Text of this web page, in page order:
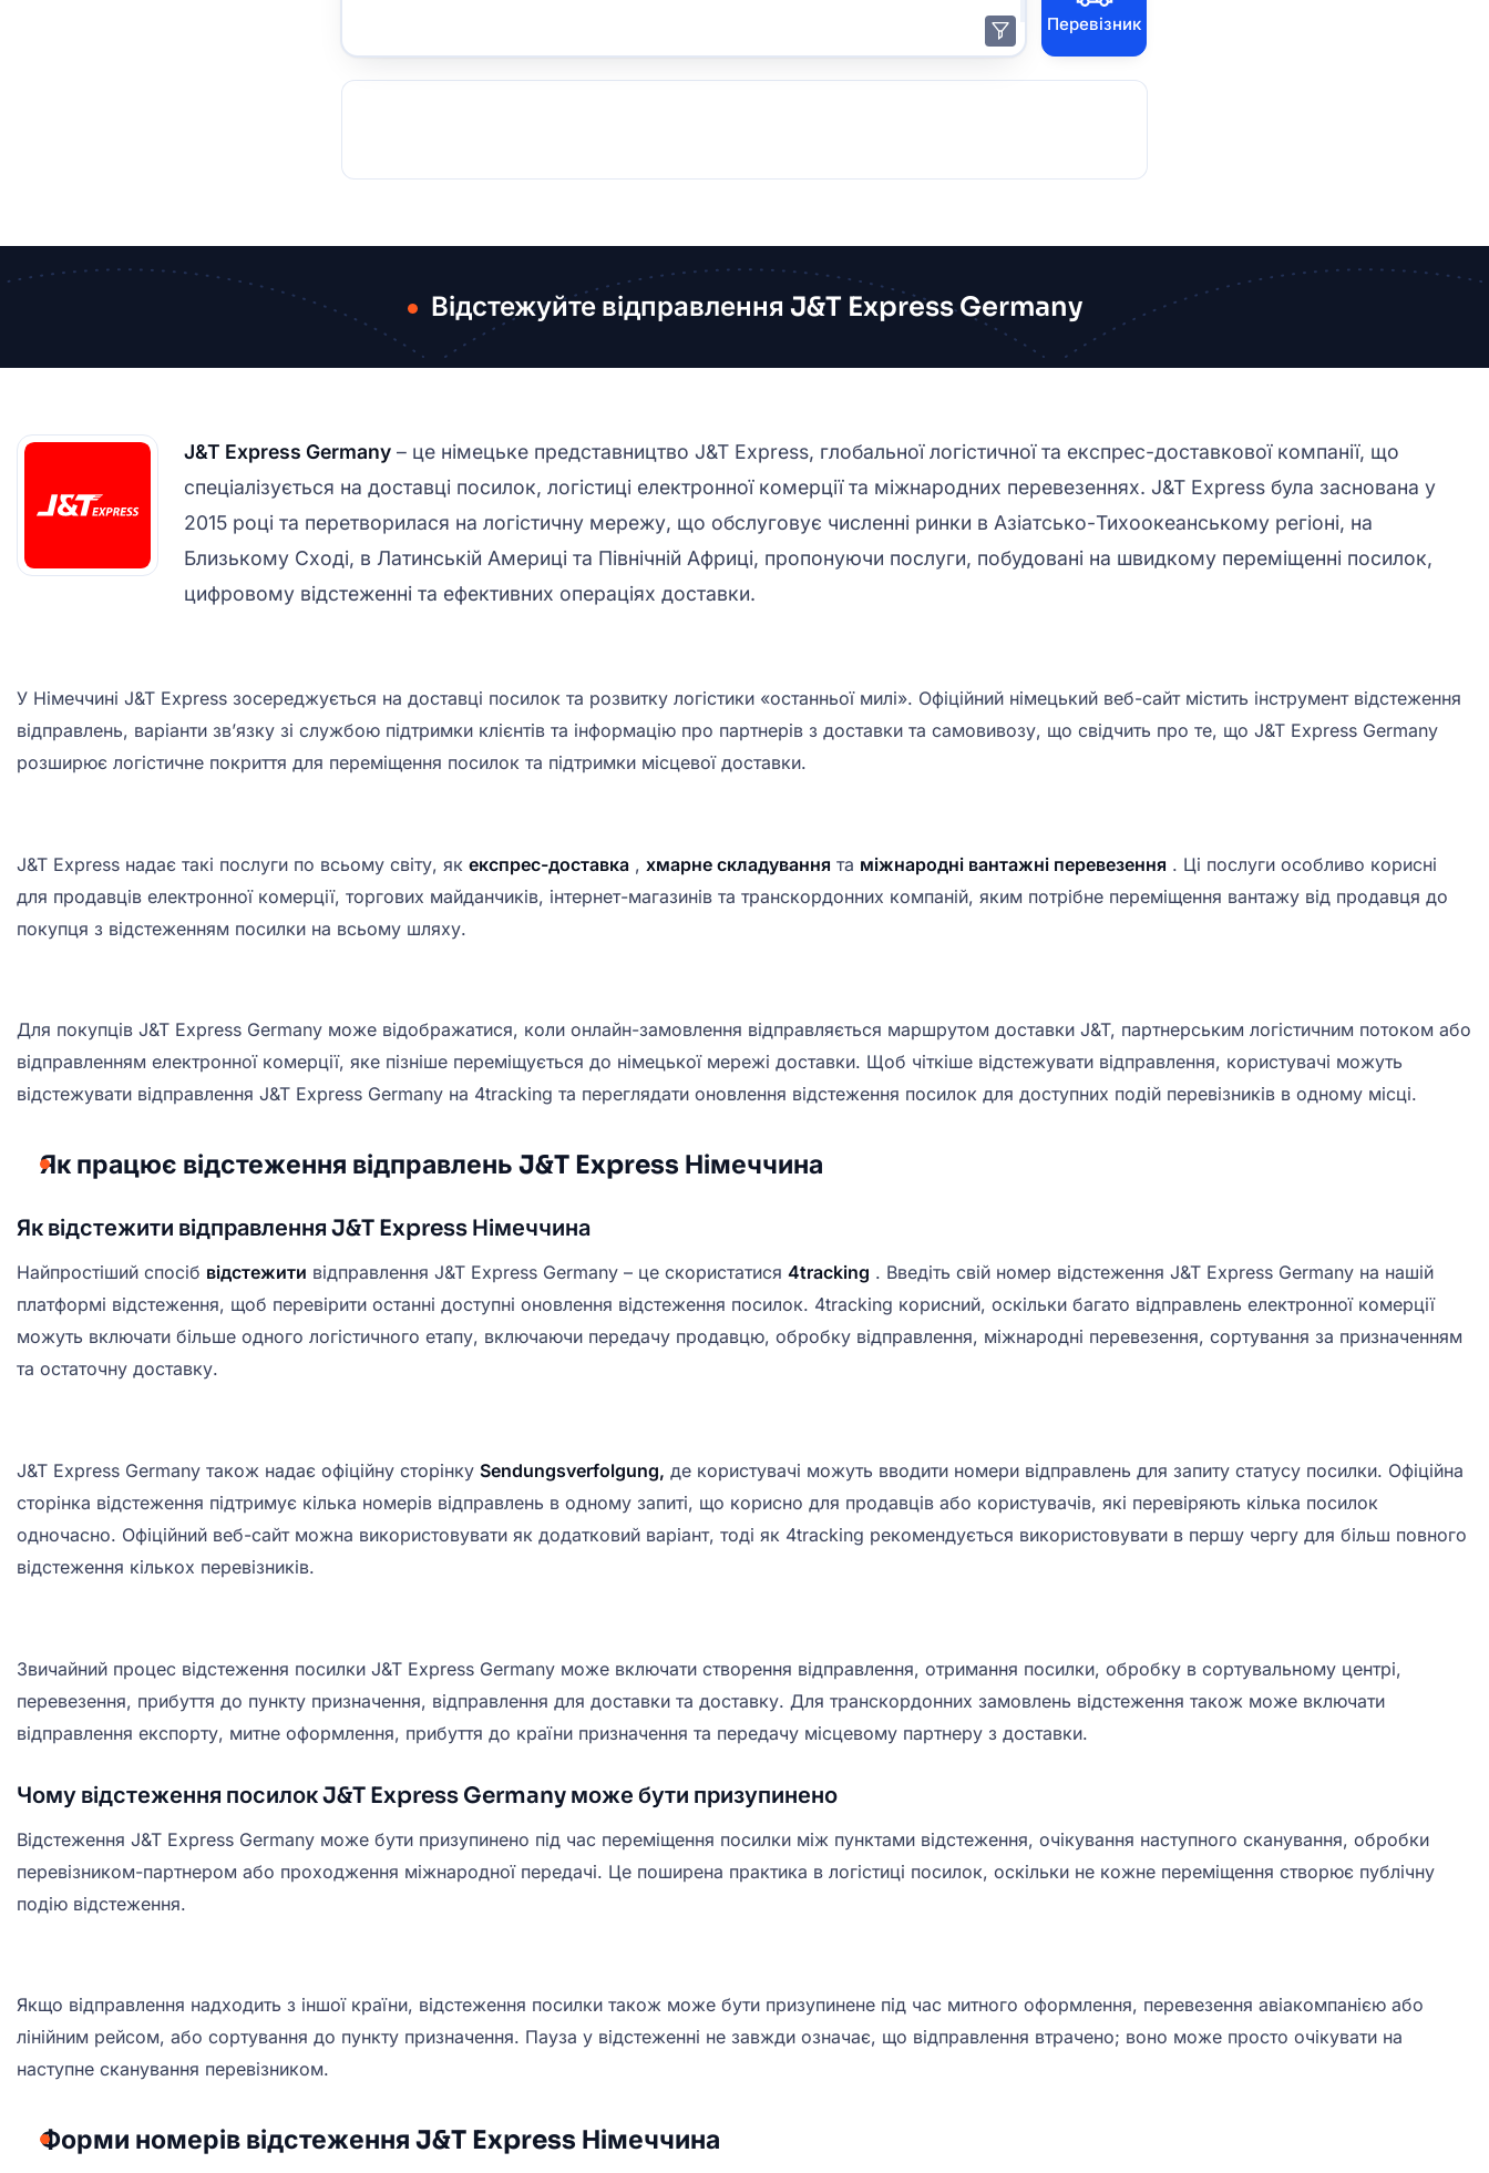
Перевізник
Відстежуйте відправлення J&T Express Germany
J&T Express Germany – це німецьке представництво J&T Express, глобальної логістичної та експрес-доставкової компанії, що
спеціалізується на доставці посилок, логістиці електронної комерції та міжнародних перевезеннях. J&T Express була заснована у
2015 році та перетворилася на логістичну мережу, що обслуговує численні ринки в Азіатсько-Тихоокеанському регіоні, на
Близькому Сході, в Латинській Америці та Північній Африці, пропонуючи послуги, побудовані на швидкому переміщенні посилок,
цифровому відстеженні та ефективних операціях доставки.
У Німеччині J&T Express зосереджується на доставці посилок та розвитку логістики «останньої милі». Офіційний німецький веб-сайт містить інструмент відстеження
відправлень, варіанти зв’язку зі службою підтримки клієнтів та інформацію про партнерів з доставки та самовивозу, що свідчить про те, що J&T Express Germany
розширює логістичне покриття для переміщення посилок та підтримки місцевої доставки.
J&T Express надає такі послуги по всьому світу, як експрес-доставка , хмарне складування та міжнародні вантажні перевезення . Ці послуги особливо корисні
для продавців електронної комерції, торгових майданчиків, інтернет-магазинів та транскордонних компаній, яким потрібне переміщення вантажу від продавця до
покупця з відстеженням посилки на всьому шляху.
Для покупців J&T Express Germany може відображатися, коли онлайн-замовлення відправляється маршрутом доставки J&T, партнерським логістичним потоком або
відправленням електронної комерції, яке пізніше переміщується до німецької мережі доставки. Щоб чіткіше відстежувати відправлення, користувачі можуть
відстежувати відправлення J&T Express Germany на 4tracking та переглядати оновлення відстеження посилок для доступних подій перевізників в одному місці.
Як працює відстеження відправлень J&T Express Німеччина
Як відстежити відправлення J&T Express Німеччина
Найпростіший спосіб відстежити відправлення J&T Express Germany – це скористатися 4tracking . Введіть свій номер відстеження J&T Express Germany на нашій
платформі відстеження, щоб перевірити останні доступні оновлення відстеження посилок. 4tracking корисний, оскільки багато відправлень електронної комерції
можуть включати більше одного логістичного етапу, включаючи передачу продавцю, обробку відправлення, міжнародні перевезення, сортування за призначенням
та остаточну доставку.
J&T Express Germany також надає офіційну сторінку Sendungsverfolgung, де користувачі можуть вводити номери відправлень для запиту статусу посилки. Офіційна
сторінка відстеження підтримує кілька номерів відправлень в одному запиті, що корисно для продавців або користувачів, які перевіряють кілька посилок
одночасно. Офіційний веб-сайт можна використовувати як додатковий варіант, тоді як 4tracking рекомендується використовувати в першу чергу для більш повного
відстеження кількох перевізників.
Звичайний процес відстеження посилки J&T Express Germany може включати створення відправлення, отримання посилки, обробку в сортувальному центрі,
перевезення, прибуття до пункту призначення, відправлення для доставки та доставку. Для транскордонних замовлень відстеження також може включати
відправлення експорту, митне оформлення, прибуття до країни призначення та передачу місцевому партнеру з доставки.
Чому відстеження посилок J&T Express Germany може бути призупинено
Відстеження J&T Express Germany може бути призупинено під час переміщення посилки між пунктами відстеження, очікування наступного сканування, обробки
перевізником-партнером або проходження міжнародної передачі. Це поширена практика в логістиці посилок, оскільки не кожне переміщення створює публічну
подію відстеження.
Якщо відправлення надходить з іншої країни, відстеження посилки також може бути призупинене під час митного оформлення, перевезення авіакомпанією або
лінійним рейсом, або сортування до пункту призначення. Пауза у відстеженні не завжди означає, що відправлення втрачено; воно може просто очікувати на
наступне сканування перевізником.
Форми номерів відстеження J&T Express Німеччина